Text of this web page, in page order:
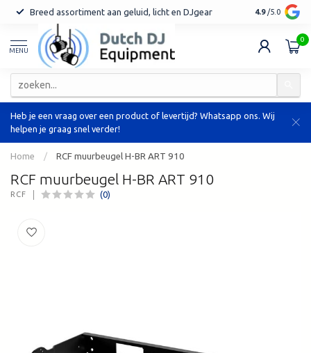
Breed assortiment aan geluid, licht en DJgear Tot 7 jaar
4.9 /5.0
MENU
0
Heb je een vraag over een product of levertijd? Whatsapp ons. Wij
helpen je graag snel verder!
Home / RCF muurbeugel H-BR ART 910
RCF muurbeugel H-BR ART 910
RCF (0)